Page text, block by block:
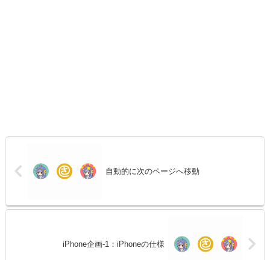
自動的に次のページへ移動
iPhone企画-1：iPhoneの仕様